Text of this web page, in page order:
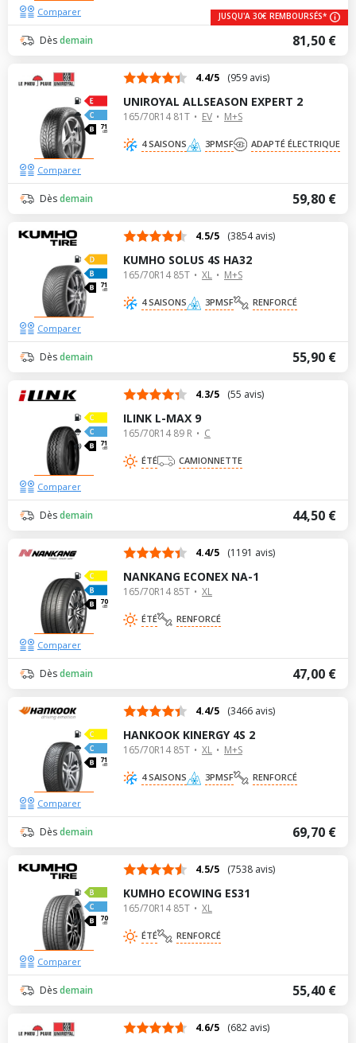
81,50 €
Dèsdemain
Comparer JUSQU'A 30€ REMBOURSÉS*
71
dB
4.4/5 (959 avis)
UNIROYAL ALLSEASON EXPERT 2
165/70R14 81T EV M+S
4 SAISONS 3PMSF ADAPTÉ ÉLECTRIQUE
59,80 €
Dèsdemain
Comparer
71
dB
4.5/5 (3854 avis)
KUMHO SOLUS 4S HA32
165/70R14 85T XL M+S
4 SAISONS 3PMSF RENFORCÉ
55,90 €
Dèsdemain
Comparer
71
dB
4.3/5 (55 avis)
ILINK L-MAX 9
165/70R14 89 R C
ÉTÉ CAMIONNETTE
44,50 €
Dèsdemain
Comparer
70
dB
4.4/5 (1191 avis)
NANKANG ECONEX NA-1
165/70R14 85T XL
ÉTÉ RENFORCÉ
47,00 €
Dèsdemain
Comparer
71
dB
4.4/5 (3466 avis)
HANKOOK KINERGY 4S 2
165/70R14 85T XL M+S
4 SAISONS 3PMSF RENFORCÉ
69,70 €
Dèsdemain
Comparer
70
dB
4.5/5 (7538 avis)
KUMHO ECOWING ES31
165/70R14 85T XL
ÉTÉ RENFORCÉ
55,40 €
Dèsdemain
Comparer
4.6/5 (682 avis)